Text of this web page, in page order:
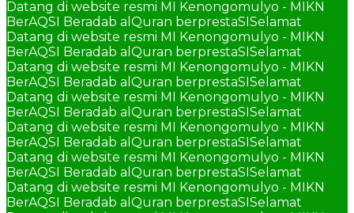
Datang di website resmi MI Kenongomulyo - MIKN
BerAQSI Beradab alQuran berprestaSISelamat
Datang di website resmi MI Kenongomulyo - MIKN
BerAQSI Beradab alQuran berprestaSISelamat
Datang di website resmi MI Kenongomulyo - MIKN
BerAQSI Beradab alQuran berprestaSISelamat
Datang di website resmi MI Kenongomulyo - MIKN
BerAQSI Beradab alQuran berprestaSISelamat
Datang di website resmi MI Kenongomulyo - MIKN
BerAQSI Beradab alQuran berprestaSISelamat
Datang di website resmi MI Kenongomulyo - MIKN
BerAQSI Beradab alQuran berprestaSISelamat
Datang di website resmi MI Kenongomulyo - MIKN
BerAQSI Beradab alQuran berprestaSISelamat